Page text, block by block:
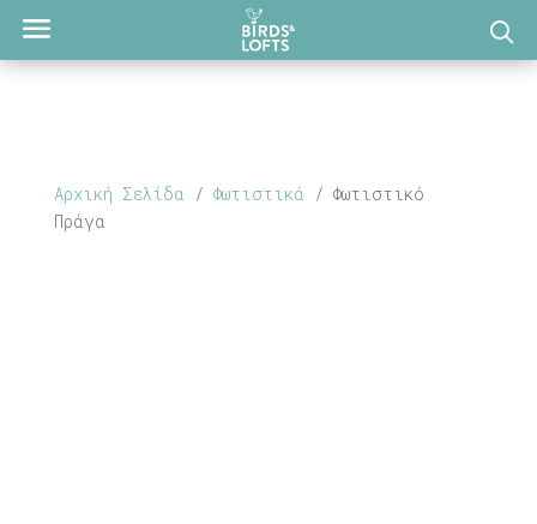
Αρχική Σελίδα / Φωτιστικά / Φωτιστικό
Πράγα